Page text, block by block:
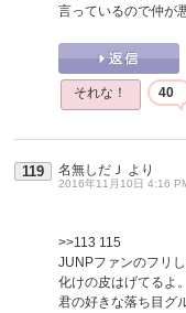
言っているので仲が
それな！ 40
119 名無しだＪ より
2016年11月10日 4:16
>>113 115
JUNPファンのフリ
化けの皮はげてるよ。
君の好きな落ち目グ